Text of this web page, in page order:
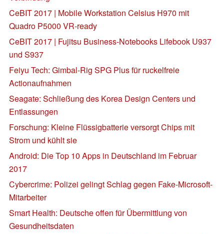
CeBIT 2017 | Mobile Workstation Celsius H970 mit
Quadro P5000 VR-ready
CeBIT 2017 | Fujitsu Business-Notebooks Lifebook U937
und S937
Feiyu Tech: Gimbal-Rig SPG Plus für ruckelfreie
Actionaufnahmen
Seagate: Schließung des Korea Design Centers und
Entlassungen
Forschung: Kleine Flüssigbatterie versorgt Chips mit
Strom und kühlt sie
Android: Die Top 10 Apps in Deutschland im Februar
2017
Cybercrime: Polizei gelingt Schlag gegen Fake-Microsoft-
Mitarbeiter
Smart Health: Deutsche offen für Übermittlung von
Gesundheitsdaten